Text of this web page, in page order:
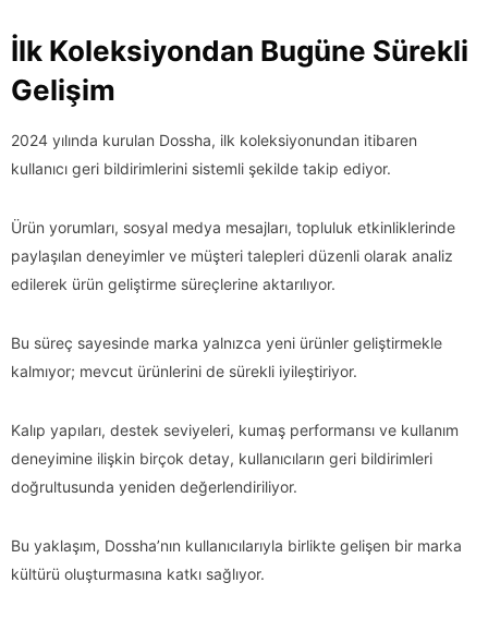
İlk Koleksiyondan Bugüne Sürekli
Gelişim
2024 yılında kurulan Dossha, ilk koleksiyonundan itibaren
kullanıcı geri bildirimlerini sistemli şekilde takip ediyor.
Ürün yorumları, sosyal medya mesajları, topluluk etkinliklerinde
paylaşılan deneyimler ve müşteri talepleri düzenli olarak analiz
edilerek ürün geliştirme süreçlerine aktarılıyor.
Bu süreç sayesinde marka yalnızca yeni ürünler geliştirmekle
kalmıyor; mevcut ürünlerini de sürekli iyileştiriyor.
Kalıp yapıları, destek seviyeleri, kumaş performansı ve kullanım
deneyimine ilişkin birçok detay, kullanıcıların geri bildirimleri
doğrultusunda yeniden değerlendiriliyor.
Bu yaklaşım, Dossha’nın kullanıcılarıyla birlikte gelişen bir marka
kültürü oluşturmasına katkı sağlıyor.